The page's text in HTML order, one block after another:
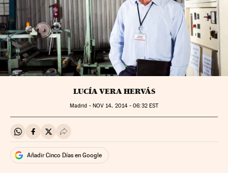
LUCÍA VERA HERVÁS
Madrid - NOV 14, 2014 - 06:32EST
Compartir en Whatsapp
Compartir en Facebook
Compartir en Twitter
Desplegar Redes Sociales
Añadir Cinco Días en Google